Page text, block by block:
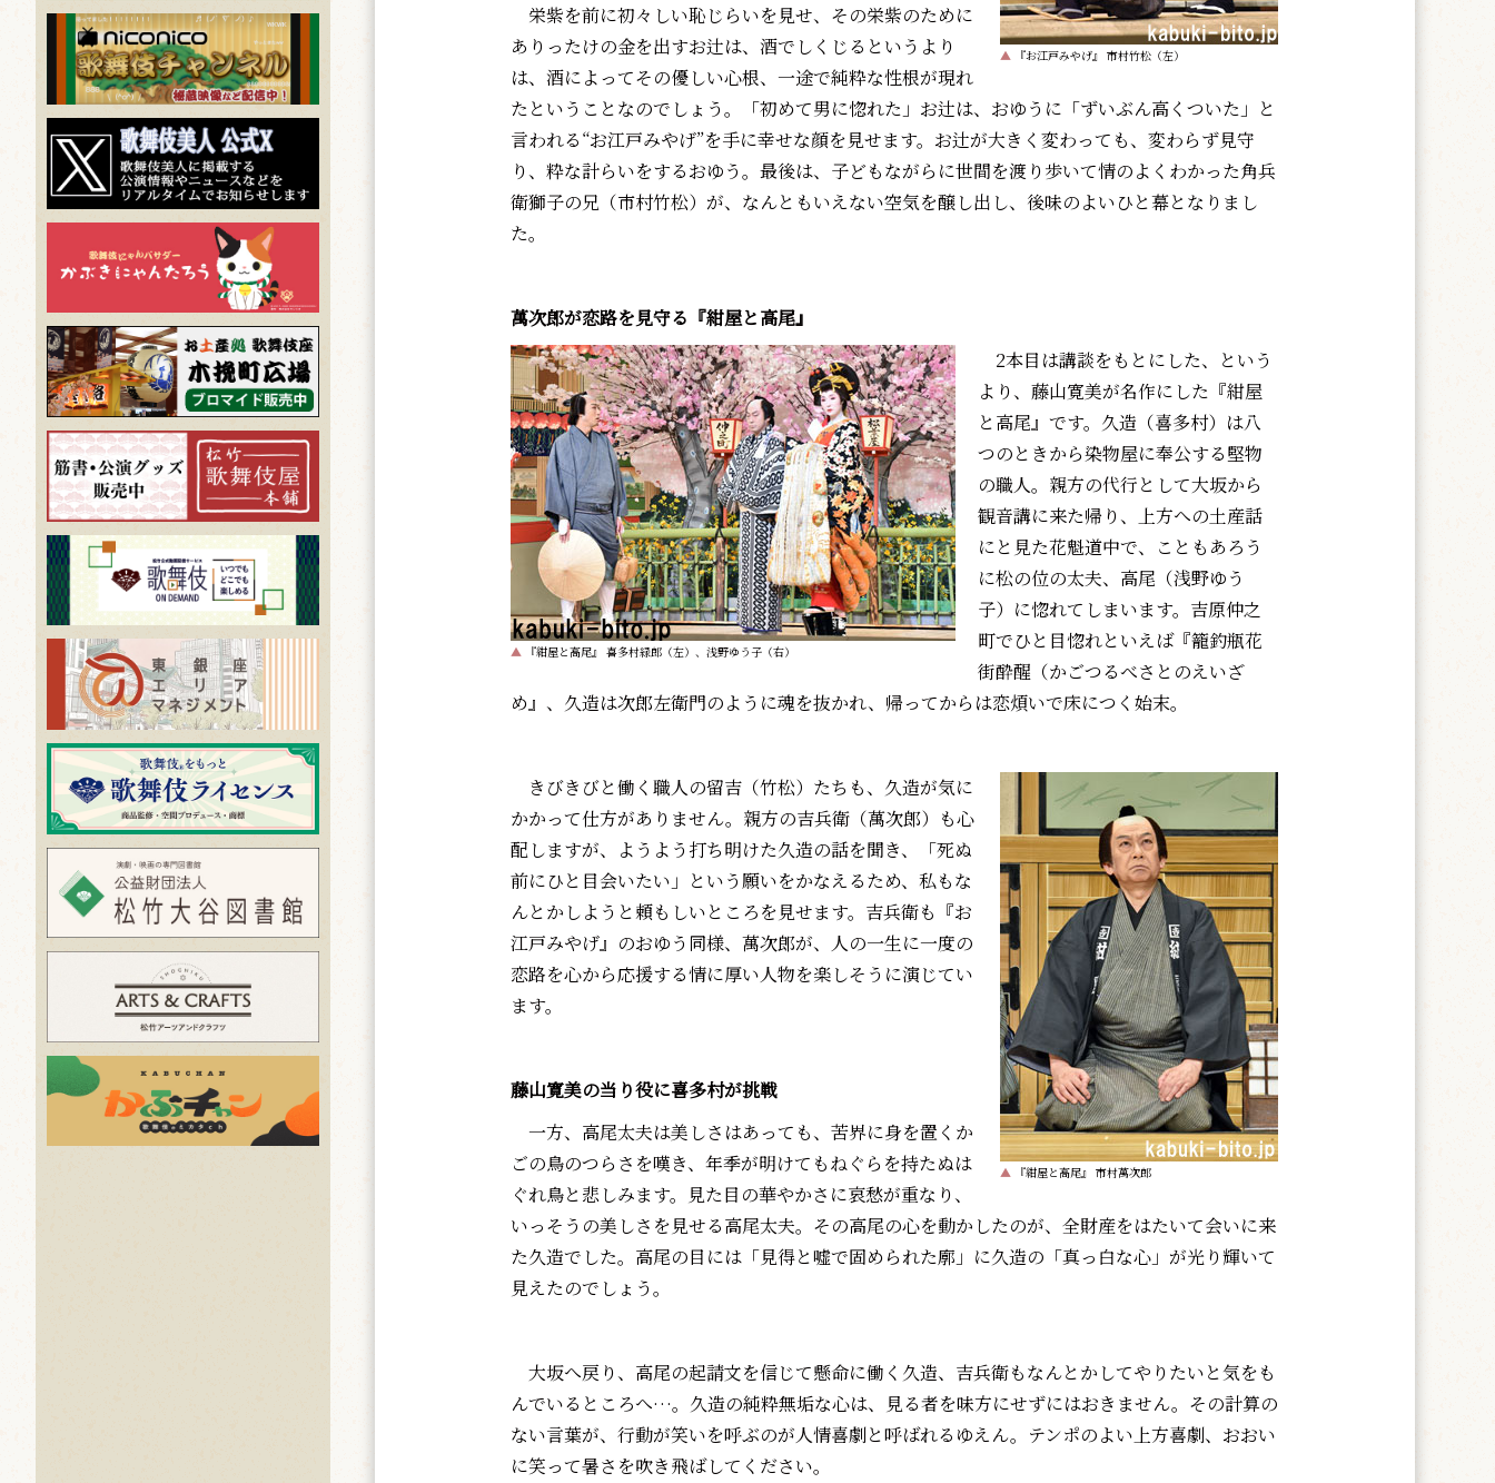
▲ 『お江戸みやげ』 市村竹松（左）
栄紫を前に初々しい恥じらいを見せ、その栄紫のために
ありったけの金を出すお辻は、酒でしくじるというより
は、酒によってその優しい心根、一途で純粋な性根が現れ
たということなのでしょう。「初めて男に惚れた」お辻は、おゆうに「ずいぶん高くついた」と
言われる“お江戸みやげ”を手に幸せな顔を見せます。お辻が大きく変わっても、変わらず見守
り、粋な計らいをするおゆう。最後は、子どもながらに世間を渡り歩いて情のよくわかった角兵
衛獅子の兄（市村竹松）が、なんともいえない空気を醸し出し、後味のよいひと幕となりまし
た。
萬次郎が恋路を見守る『紺屋と高尾』
▲ 『紺屋と高尾』 喜多村緑郎（左）、浅野ゆう子（右）
2本目は講談をもとにした、という
より、藤山寛美が名作にした『紺屋
と高尾』です。久造（喜多村）は八
つのときから染物屋に奉公する堅物
の職人。親方の代行として大坂から
観音講に来た帰り、上方への土産話
にと見た花魁道中で、こともあろう
に松の位の太夫、高尾（浅野ゆう
子）に惚れてしまいます。吉原仲之
町でひと目惚れといえば『籠釣瓶花
街酔醒（かごつるべさとのえいざ
め』、久造は次郎左衛門のように魂を抜かれ、帰ってからは恋煩いで床につく始末。
▲ 『紺屋と高尾』 市村萬次郎
きびきびと働く職人の留吉（竹松）たちも、久造が気に
かかって仕方がありません。親方の吉兵衛（萬次郎）も心
配しますが、ようよう打ち明けた久造の話を聞き、「死ぬ
前にひと目会いたい」という願いをかなえるため、私もな
んとかしようと頼もしいところを見せます。吉兵衛も『お
江戸みやげ』のおゆう同様、萬次郎が、人の一生に一度の
恋路を心から応援する情に厚い人物を楽しそうに演じてい
ます。
藤山寛美の当り役に喜多村が挑戦
一方、高尾太夫は美しさはあっても、苦界に身を置くか
ごの鳥のつらさを嘆き、年季が明けてもねぐらを持たぬは
ぐれ鳥と悲しみます。見た目の華やかさに哀愁が重なり、
いっそうの美しさを見せる高尾太夫。その高尾の心を動かしたのが、全財産をはたいて会いに来
た久造でした。高尾の目には「見得と嘘で固められた廓」に久造の「真っ白な心」が光り輝いて
見えたのでしょう。
大坂へ戻り、高尾の起請文を信じて懸命に働く久造、吉兵衛もなんとかしてやりたいと気をも
んでいるところへ…。久造の純粋無垢な心は、見る者を味方にせずにはおきません。その計算の
ない言葉が、行動が笑いを呼ぶのが人情喜劇と呼ばれるゆえん。テンポのよい上方喜劇、おおい
に笑って暑さを吹き飛ばしてください。